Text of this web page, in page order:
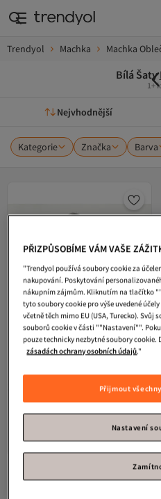
Trendyol Machka Machka
Bílá Šaty
1+
Nejvhodnější
Kategorie Značka Barva
Machka Dámské špinavě bílé šaty
4 753
PŘIZPŮSOBÍME VÁM VAŠE
"Trendyol používá soubory cookie za
nakupování. Poskytování
nákupním zájmům. Kliknutím na tlačítko
tyto soubory cookie pro výše uvedené
včetně těch mimo EU (USA, Turecko).
souborů cookie v části ""Nastavení"".
pouze technicky nezbytné soubory
zásadách ochrany osobních údajů."
Přijmout
Nastavení